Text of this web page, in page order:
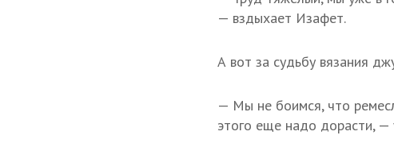
— вздыхает Изафет.
А вот за судьбу вязания
— Мы не боимся, что
этого еще надо дорасти, —